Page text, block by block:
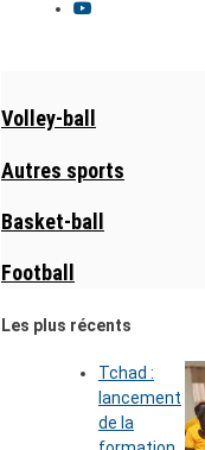
Volley-ball
Autres sports
Basket-ball
Football
Les plus récents
Tchad :
lancement
de la